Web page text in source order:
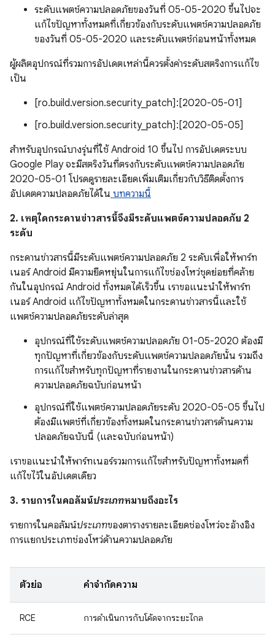
ระดับแพตช์ความปลอดภัยของวันที่ 05-05-2020 ขึ้นไปจะ
แก้ไขปัญหาทั้งหมดที่เกี่ยวข้องกับระดับแพตช์ความปลอดภัย
ของวันที่ 05-05-2020 และระดับแพตช์ก่อนหน้าทั้งหมด
ผู้ผลิตอุปกรณ์ที่รวมการอัปเดตเหล่านี้ควรตั้งค่าระดับสตริงการแก้ไข
เป็น
[ro.build.version.security_patch]:[2020-05-01]
[ro.build.version.security_patch]:[2020-05-05]
สำหรับอุปกรณ์บางรุ่นที่ใช้ Android 10 ขึ้นไป การอัปเดตระบบ
Google Play จะมีสตริงวันที่ตรงกับระดับแพตช์ความปลอดภัย
2020-05-01 โปรดดูรายละเอียดเพิ่มเติมเกี่ยวกับวิธีติดตั้งการ
อัปเดตความปลอดภัยได้ใน บทความนี้
2. เหตุใดกระดานข่าวสารนี้จึงมีระดับแพตช์ความปลอดภัย 2
ระดับ
กระดานข่าวสารนี้มีระดับแพตช์ความปลอดภัย 2 ระดับเพื่อให้พาร์ท
เนอร์ Android มีความยืดหยุ่นในการแก้ไขช่องโหว่ชุดย่อยที่คล้าย
กันในอุปกรณ์ Android ทั้งหมดได้เร็วขึ้น เราขอแนะนำให้พาร์ท
เนอร์ Android แก้ไขปัญหาทั้งหมดในกระดานข่าวสารนี้และใช้
แพตช์ความปลอดภัยระดับล่าสุด
อุปกรณ์ที่ใช้ระดับแพตช์ความปลอดภัย 01-05-2020 ต้องมี
ทุกปัญหาที่เกี่ยวข้องกับระดับแพตช์ความปลอดภัยนั้น รวมถึง
การแก้ไขสำหรับทุกปัญหาที่รายงานในกระดานข่าวสารด้าน
ความปลอดภัยฉบับก่อนหน้า
อุปกรณ์ที่ใช้แพตช์ความปลอดภัยระดับ 2020-05-05 ขึ้นไป
ต้องมีแพตช์ที่เกี่ยวข้องทั้งหมดในกระดานข่าวสารด้านความ
ปลอดภัยฉบับนี้ (และฉบับก่อนหน้า)
เราขอแนะนำให้พาร์ทเนอร์รวมการแก้ไขสำหรับปัญหาทั้งหมดที่
แก้ไขไว้ในอัปเดตเดียว
3. รายการในคอลัมน์ประเภทหมายถึงอะไร
รายการในคอลัมน์ประเภทของตารางรายละเอียดช่องโหว่จะอ้างอิง
การแยกประเภทช่องโหว่ด้านความปลอดภัย
ตัวย่อ คำจำกัดความ
RCE การดำเนินการกับโค้ดจากระยะไกล